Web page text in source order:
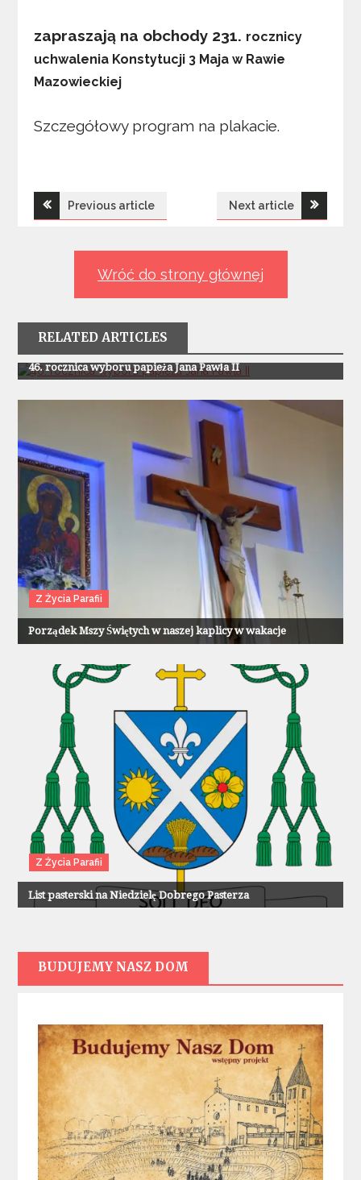
zapraszają na obchody 231. rocznicy
uchwalenia Konstytucji 3 Maja w Rawie
Mazowieckiej
Szczegółowy program na plakacie.
Nawigacja
Previous article Next article
Wróć do strony głównej
RELATED ARTICLES
Z Życia Parafii
46. rocznica wyboru papieża Jana Pawła II
Z Życia Parafii
Porządek Mszy Świętych w naszej kaplicy w wakacje
Z Życia Parafii
List pasterski na Niedzielę Dobrego Pasterza
BUDUJEMY NASZ DOM